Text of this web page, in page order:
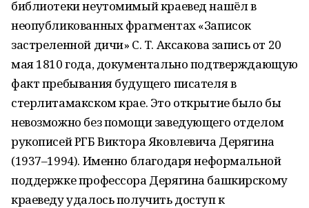
библиотеки неутомимый краевед нашёл в
неопубликованных фрагментах «Записок
застреленной дичи» С. Т. Аксакова запись от 20
мая 1810 года, документально подтверждающую
факт пребывания будущего писателя в
стерлитамакском крае. Это открытие было бы
невозможно без помощи заведующего отделом
рукописей РГБ Виктора Яковлевича Дерягина
(1937–1994). Именно благодаря неформальной
поддержке профессора Дерягина башкирскому
краеведу удалось получить доступ к